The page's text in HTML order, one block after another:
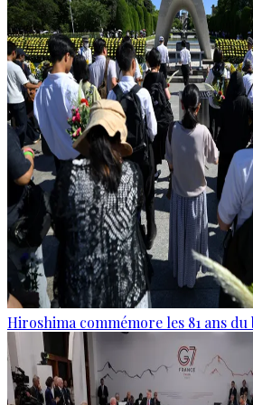
Hiroshima commémore les 81 ans